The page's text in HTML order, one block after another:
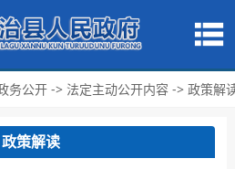
务公开 -> 法定主动公开内容 -> 政策解
政策解读